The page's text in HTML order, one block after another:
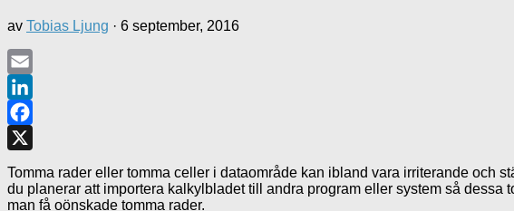
av Tobias Ljung · 6 september, 2016
Email
LinkedIn
Facebook
Tomma rader eller tomma celler i dataområde kan ibland vara irriterande och
du planerar att importera kalkylbladet till andra program eller system så
man få oönskade tomma rader.